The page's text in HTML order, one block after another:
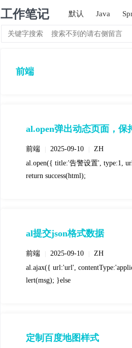
工作笔记 默认 Java
前端
al.open弹出动态页面，保
前端 2025-09-10
ZH
al.open({ title:'告警设置', type:1,
return success(html);
al提交json格式数据
前端 2025-09-10
ZH
al.ajax({ url:'url',
lert(msg); }else
定制百度地图样式